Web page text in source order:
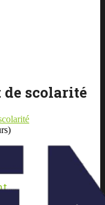
scolarité